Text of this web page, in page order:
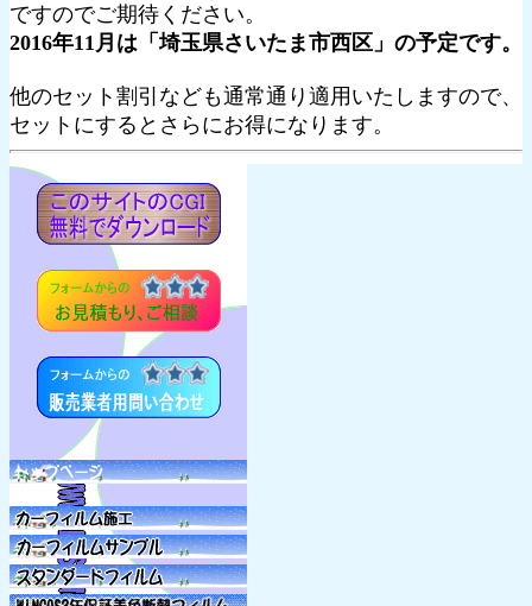
ですのでご期待ください。
2016年11月は「埼玉県さいたま市西区」の予定です。
他のセット割引なども通常通り適用いたしますので、
セットにするとさらにお得になります。